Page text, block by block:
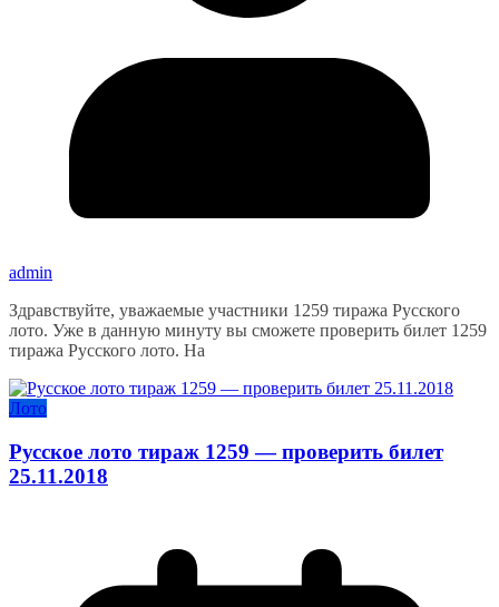
admin
Здравствуйте, уважаемые участники 1259 тиража Русского
лото. Уже в данную минуту вы сможете проверить билет 1259
тиража Русского лото. На
Лото
Русское лото тираж 1259 — проверить билет
25.11.2018